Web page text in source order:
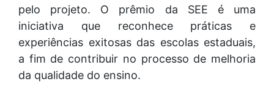
pelo projeto. O prêmio da SEE é uma
iniciativa que reconhece práticas e
experiências exitosas das escolas estaduais,
a fim de contribuir no processo de melhoria
da qualidade do ensino.